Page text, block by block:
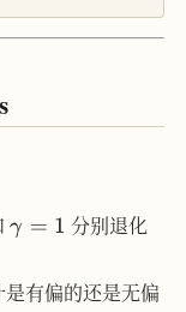
\gamma
γ = 1 分别退化
有偏的还是无偏